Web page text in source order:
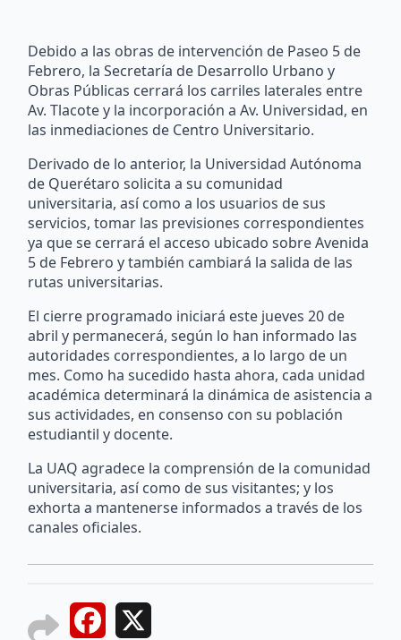
Debido a las obras de intervención de Paseo 5 de
Febrero, la Secretaría de Desarrollo Urbano y
Obras Públicas cerrará los carriles laterales entre
Av. Tlacote y la incorporación a Av. Universidad, en
las inmediaciones de Centro Universitario.
Derivado de lo anterior, la Universidad Autónoma
de Querétaro solicita a su comunidad
universitaria, así como a los usuarios de sus
servicios, tomar las previsiones correspondientes
ya que se cerrará el acceso ubicado sobre Avenida
5 de Febrero y también cambiará la salida de las
rutas universitarias.
El cierre programado iniciará este jueves 20 de
abril y permanecerá, según lo han informado las
autoridades correspondientes, a lo largo de un
mes. Como ha sucedido hasta ahora, cada unidad
académica determinará la dinámica de asistencia a
sus actividades, en consenso con su población
estudiantil y docente.
La UAQ agradece la comprensión de la comunidad
universitaria, así como de sus visitantes; y los
exhorta a mantenerse informados a través de los
canales oficiales.
Facebook